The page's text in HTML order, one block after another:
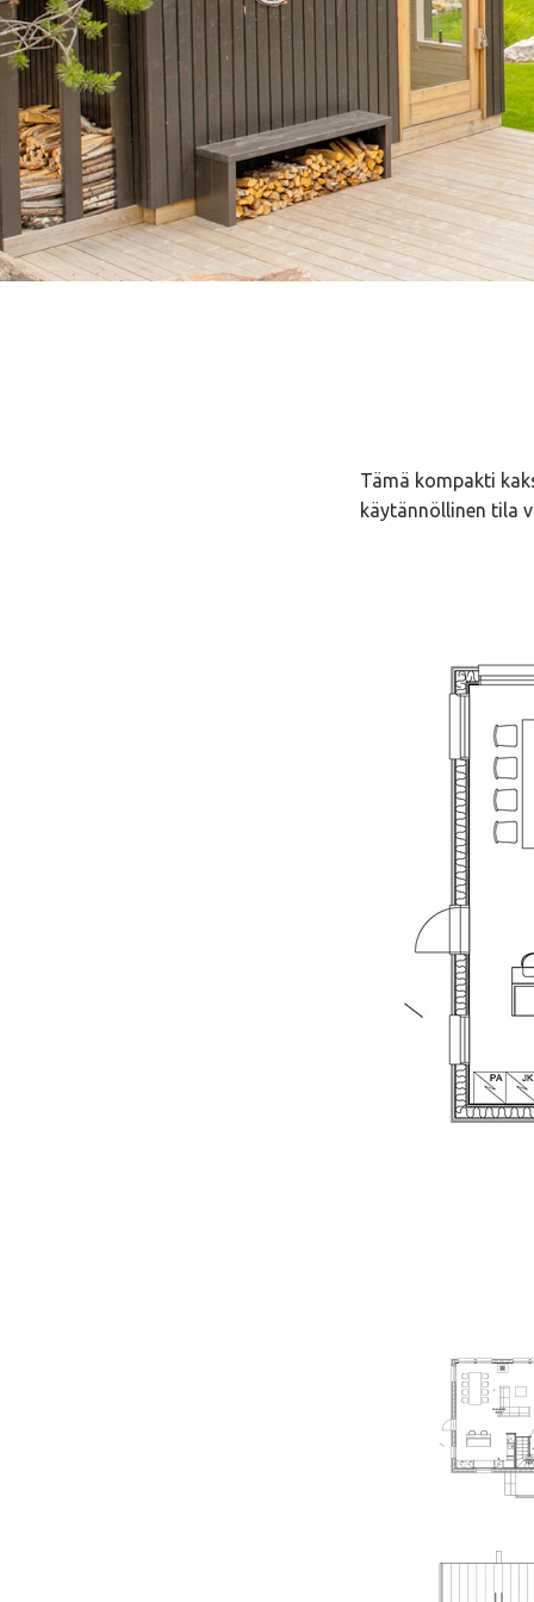
Tämä kompakti
käytännöllinen tila